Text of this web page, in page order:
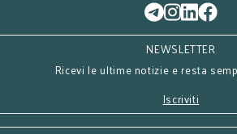
NEWSLETTER
Ricevi le ultime notizie e resta
Iscriviti